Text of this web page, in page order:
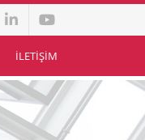
İLETIŞIM